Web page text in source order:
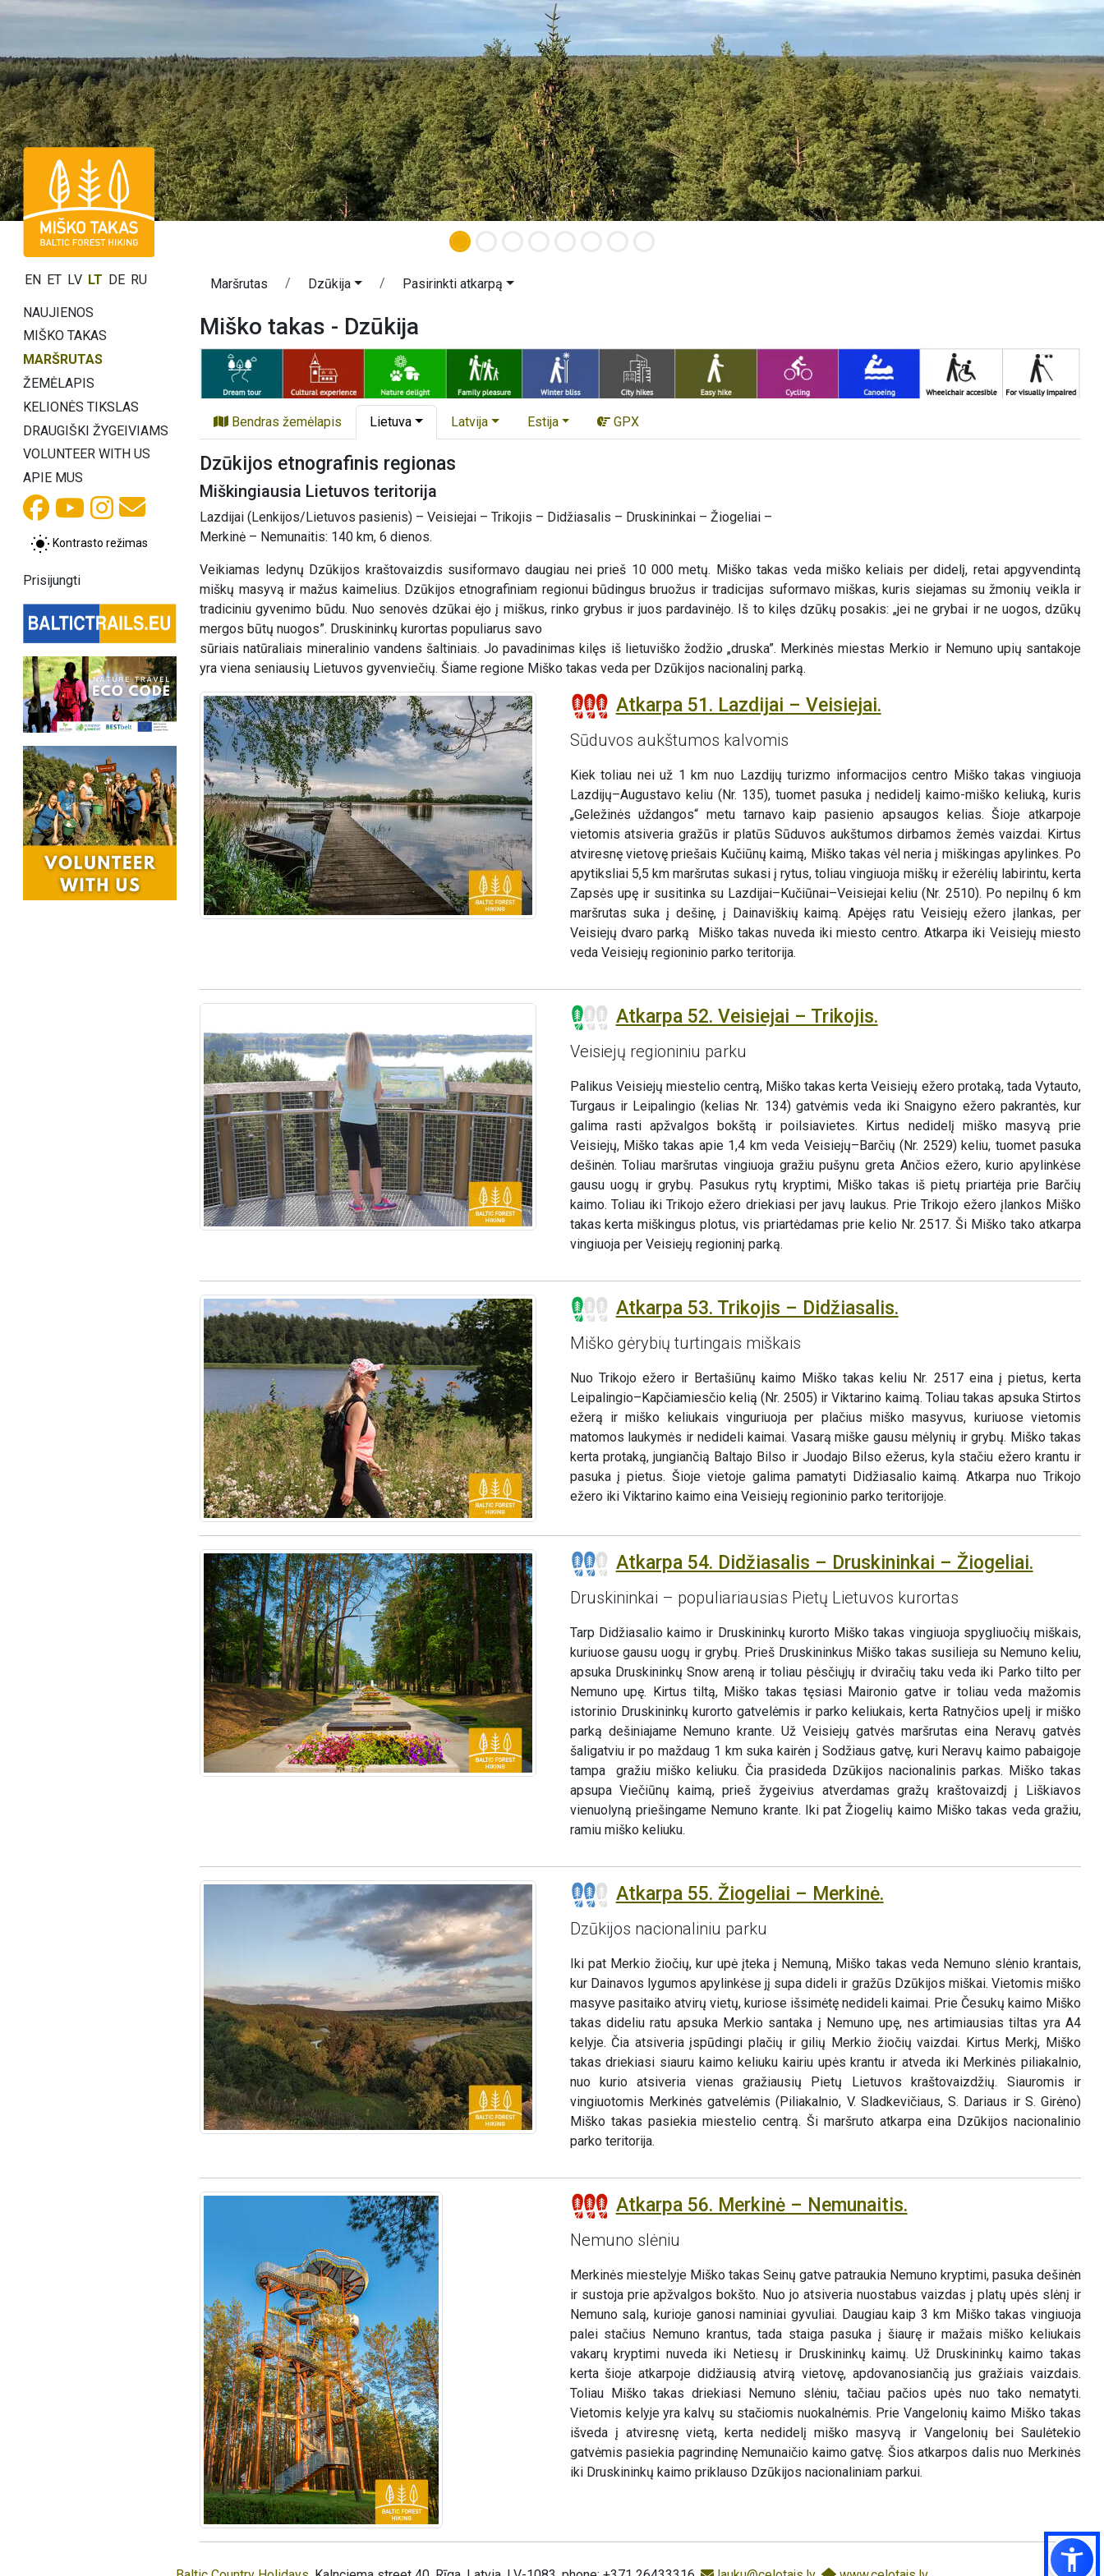
EN ET LV LT DE RU
NAUJIENOS
MIŠKO TAKAS
MARŠRUTAS
ŽEMĖLAPIS
KELIONĖS TIKSLAS
DRAUGIŠKI ŽYGEIVIAMS
VOLUNTEER WITH US
APIE MUS
Kontrasto režimas
Prisijungti
Maršrutas Dzūkija Pasirinkti atkarpą
Miško takas - Dzūkija
Bendras žemėlapis Lietuva Latvija Estija GPX
Dzūkijos etnografinis regionas
Miškingiausia Lietuvos teritorija
Lazdijai (Lenkijos/Lietuvos pasienis) – Veisiejai – Trikojis – Didžiasalis – Druskininkai – Žiogeliai –
Merkinė – Nemunaitis: 140 km, 6 dienos.
Veikiamas ledynų Dzūkijos kraštovaizdis susiformavo daugiau nei prieš 10 000 metų. Miško takas veda miško keliais per didelį, retai apgyvendintą
miškų masyvą ir mažus kaimelius. Dzūkijos etnografiniam regionui būdingus bruožus ir tradicijas suformavo miškas, kuris siejamas su žmonių veikla ir
tradiciniu gyvenimo būdu. Nuo senovės dzūkai ėjo į miškus, rinko grybus ir juos pardavinėjo. Iš to kilęs dzūkų posakis: „jei ne grybai ir ne uogos, dzūkų
mergos būtų nuogos”. Druskininkų kurortas populiarus savo
sūriais natūraliais mineralinio vandens šaltiniais. Jo pavadinimas kilęs iš lietuviško žodžio „druska”. Merkinės miestas Merkio ir Nemuno upių santakoje
yra viena seniausių Lietuvos gyvenviečių. Šiame regione Miško takas veda per Dzūkijos nacionalinį parką.
Atkarpa 51. Lazdijai – Veisiejai.
Sūduvos aukštumos kalvomis
Kiek toliau nei už 1 km nuo Lazdijų turizmo informacijos centro Miško takas vingiuoja
Lazdijų–Augustavo keliu (Nr. 135), tuomet pasuka į nedidelį kaimo-miško keliuką, kuris
„Geležinės uždangos“ metu tarnavo kaip pasienio apsaugos kelias. Šioje atkarpoje
vietomis atsiveria gražūs ir platūs Sūduvos aukštumos dirbamos žemės vaizdai. Kirtus
atviresnę vietovę priešais Kučiūnų kaimą, Miško takas vėl neria į miškingas apylinkes. Po
apytiksliai 5,5 km maršrutas sukasi į rytus, toliau vingiuoja miškų ir ežerėlių labirintu, kerta
Zapsės upę ir susitinka su Lazdijai–Kučiūnai–Veisiejai keliu (Nr. 2510). Po nepilnų 6 km
maršrutas suka į dešinę, į Dainaviškių kaimą. Apėjęs ratu Veisiejų ežero įlankas, per
Veisiejų dvaro parką Miško takas nuveda iki miesto centro. Atkarpa iki Veisiejų miesto
veda Veisiejų regioninio parko teritorija.
Atkarpa 52. Veisiejai – Trikojis.
Veisiejų regioniniu parku
Palikus Veisiejų miestelio centrą, Miško takas kerta Veisiejų ežero protaką, tada Vytauto,
Turgaus ir Leipalingio (kelias Nr. 134) gatvėmis veda iki Snaigyno ežero pakrantės, kur
galima rasti apžvalgos bokštą ir poilsiavietes. Kirtus nedidelį miško masyvą prie
Veisiejų, Miško takas apie 1,4 km veda Veisiejų–Barčių (Nr. 2529) keliu, tuomet pasuka
dešinėn. Toliau maršrutas vingiuoja gražiu pušynu greta Ančios ežero, kurio apylinkėse
gausu uogų ir grybų. Pasukus rytų kryptimi, Miško takas iš pietų priartėja prie Barčių
kaimo. Toliau iki Trikojo ežero driekiasi per javų laukus. Prie Trikojo ežero įlankos Miško
takas kerta miškingus plotus, vis priartėdamas prie kelio Nr. 2517. Ši Miško tako atkarpa
vingiuoja per Veisiejų regioninį parką.
Atkarpa 53. Trikojis – Didžiasalis.
Miško gėrybių turtingais miškais
Nuo Trikojo ežero ir Bertašiūnų kaimo Miško takas keliu Nr. 2517 eina į pietus, kerta
Leipalingio–Kapčiamiesčio kelią (Nr. 2505) ir Viktarino kaimą. Toliau takas apsuka Stirtos
ežerą ir miško keliukais vinguriuoja per plačius miško masyvus, kuriuose vietomis
matomos laukymės ir nedideli kaimai. Vasarą miške gausu mėlynių ir grybų. Miško takas
kerta protaką, jungiančią Baltajo Bilso ir Juodajo Bilso ežerus, kyla stačiu ežero krantu ir
pasuka į pietus. Šioje vietoje galima pamatyti Didžiasalio kaimą. Atkarpa nuo Trikojo
ežero iki Viktarino kaimo eina Veisiejų regioninio parko teritorijoje.
Atkarpa 54. Didžiasalis – Druskininkai – Žiogeliai.
Druskininkai – populiariausias Pietų Lietuvos kurortas
Tarp Didžiasalio kaimo ir Druskininkų kurorto Miško takas vingiuoja spygliuočių miškais,
kuriuose gausu uogų ir grybų. Prieš Druskininkus Miško takas susilieja su Nemuno keliu,
apsuka Druskininkų Snow areną ir toliau pėsčiųjų ir dviračių taku veda iki Parko tilto per
Nemuno upę. Kirtus tiltą, Miško takas tęsiasi Maironio gatve ir toliau veda mažomis
istorinio Druskininkų kurorto gatvelėmis ir parko keliukais, kerta Ratnyčios upelį ir miško
parką dešiniajame Nemuno krante. Už Veisiejų gatvės maršrutas eina Neravų gatvės
šaligatviu ir po maždaug 1 km suka kairėn į Sodžiaus gatvę, kuri Neravų kaimo pabaigoje
tampa gražiu miško keliuku. Čia prasideda Dzūkijos nacionalinis parkas. Miško takas
apsupa Viečiūnų kaimą, prieš žygeivius atverdamas gražų kraštovaizdį į Liškiavos
vienuolyną priešingame Nemuno krante. Iki pat Žiogelių kaimo Miško takas veda gražiu,
ramiu miško keliuku.
Atkarpa 55. Žiogeliai – Merkinė.
Dzūkijos nacionaliniu parku
Iki pat Merkio žiočių, kur upė įteka į Nemuną, Miško takas veda Nemuno slėnio krantais,
kur Dainavos lygumos apylinkėse jį supa dideli ir gražūs Dzūkijos miškai. Vietomis miško
masyve pasitaiko atvirų vietų, kuriose išsimėtę nedideli kaimai. Prie Česukų kaimo Miško
takas dideliu ratu apsuka Merkio santaka į Nemuno upę, nes artimiausias tiltas yra A4
kelyje. Čia atsiveria įspūdingi plačių ir gilių Merkio žiočių vaizdai. Kirtus Merkį, Miško
takas driekiasi siauru kaimo keliuku kairiu upės krantu ir atveda iki Merkinės piliakalnio,
nuo kurio atsiveria vienas gražiausių Pietų Lietuvos kraštovaizdžių. Siauromis ir
vingiuotomis Merkinės gatvelėmis (Piliakalnio, V. Sladkevičiaus, S. Dariaus ir S. Girėno)
Miško takas pasiekia miestelio centrą. Ši maršruto atkarpa eina Dzūkijos nacionalinio
parko teritorija.
Atkarpa 56. Merkinė – Nemunaitis.
Nemuno slėniu
Merkinės miestelyje Miško takas Seinų gatve patraukia Nemuno kryptimi, pasuka dešinėn
ir sustoja prie apžvalgos bokšto. Nuo jo atsiveria nuostabus vaizdas į platų upės slėnį ir
Nemuno salą, kurioje ganosi naminiai gyvuliai. Daugiau kaip 3 km Miško takas vingiuoja
palei stačius Nemuno krantus, tada staiga pasuka į šiaurę ir mažais miško keliukais
vakarų kryptimi nuveda iki Netiesų ir Druskininkų kaimų. Už Druskininkų kaimo takas
kerta šioje atkarpoje didžiausią atvirą vietovę, apdovanosiančią jus gražiais vaizdais.
Toliau Miško takas driekiasi Nemuno slėniu, tačiau pačios upės nuo tako nematyti.
Vietomis kelyje yra kalvų su stačiomis nuokalnėmis. Prie Vangelonių kaimo Miško takas
išveda į atviresnę vietą, kerta nedidelį miško masyvą ir Vangelonių bei Saulėtekio
gatvėmis pasiekia pagrindinę Nemunaičio kaimo gatvę. Šios atkarpos dalis nuo Merkinės
iki Druskininkų kaimo priklauso Dzūkijos nacionaliniam parkui.